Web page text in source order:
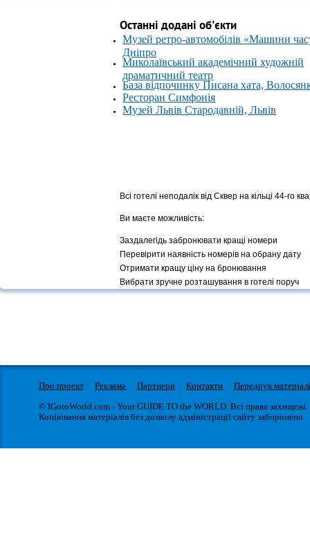
Останні додані об'єкти
Музей ретро-автомобілів «Машини
Дніпро
Миколаївський академічний художній
драматичний театр
База відпочинку Писана хата,
Ресторан Симфонія
Музей Львів Стародавній, Львів
Всі готелі неподалік від Сквер на кільці 44-го
Ви маєте можливість:
Заздалегідь забронювати кращі номери
Перевірити наявність номерів на обрану дату
Отримати кращу ціну на бронювання
Вибрати зручне розташування в готелі поруч
Про проект Реклама Партнери Контакти
Передрук
© IGotoWorld.com - Your GUIDE TO the WORLD. Всі права захищені.
Копіювання матеріалів без дозволу адміністрації сайту заборонено.